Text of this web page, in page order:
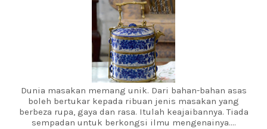
Dunia masakan memang unik. Dari bahan-bahan asas
boleh bertukar kepada ribuan jenis masakan yang
berbeza rupa, gaya dan rasa. Itulah keajaibannya. Tiada
sempadan untuk berkongsi ilmu mengenainya....